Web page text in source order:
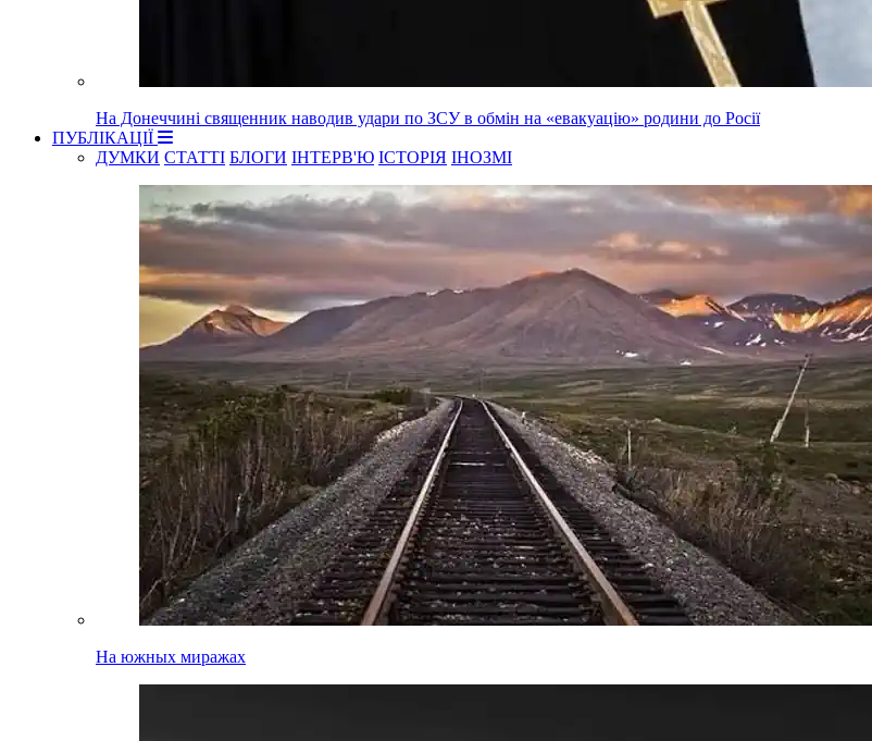
На Донеччині священник наводив удари по ЗСУ в обмін на «евакуацію» родини до Росії
ПУБЛІКАЦІЇ
ДУМКИ СТАТТІ БЛОГИ ІНТЕРВ'Ю ІСТОРІЯ ІНОЗМІ
На южных миражах